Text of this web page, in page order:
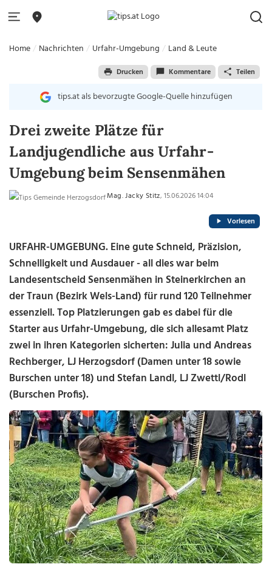
Home Nachrichten Urfahr-Umgebung Land & Leute
Drucken Kommentare Teilen
tips.at als bevorzugte Google-Quelle hinzufügen
Drei zweite Plätze für
Landjugendliche aus Urfahr-
Umgebung beim Sensenmähen
Mag. Jacky Stitz, 15.06.2026 14:04
Vorlesen
URFAHR-UMGEBUNG. Eine gute Schneid, Präzision,
Schnelligkeit und Ausdauer - all dies war beim
Landesentscheid Sensenmähen in Steinerkirchen an
der Traun (Bezirk Wels-Land) für rund 120 Teilnehmer
essenziell. Top Platzierungen gab es dabei für die
Starter aus Urfahr-Umgebung, die sich allesamt Platz
zwei in ihren Kategorien sicherten: Julia und Andreas
Rechberger, LJ Herzogsdorf (Damen unter 18 sowie
Burschen unter 18) und Stefan Landl, LJ Zwettl/Rodl
(Burschen Profis).